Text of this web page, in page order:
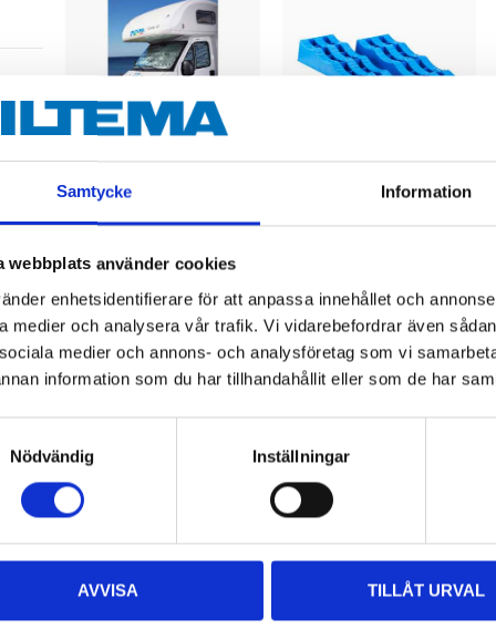
Samtycke Information
webbplats använder cookies
enhetsidentifierare för att anpassa innehållet och
medier och analysera vår trafik. Vi vidarebefordrar även
medier och annons- och analysföretag som vi
information som du har tillhandahållit eller som de har
Nödvändig
Inställningar
AVVISA TILLÅT URVAL
359:-
Insulation screen,
37-1971
In stock in65 store
In stock in65store